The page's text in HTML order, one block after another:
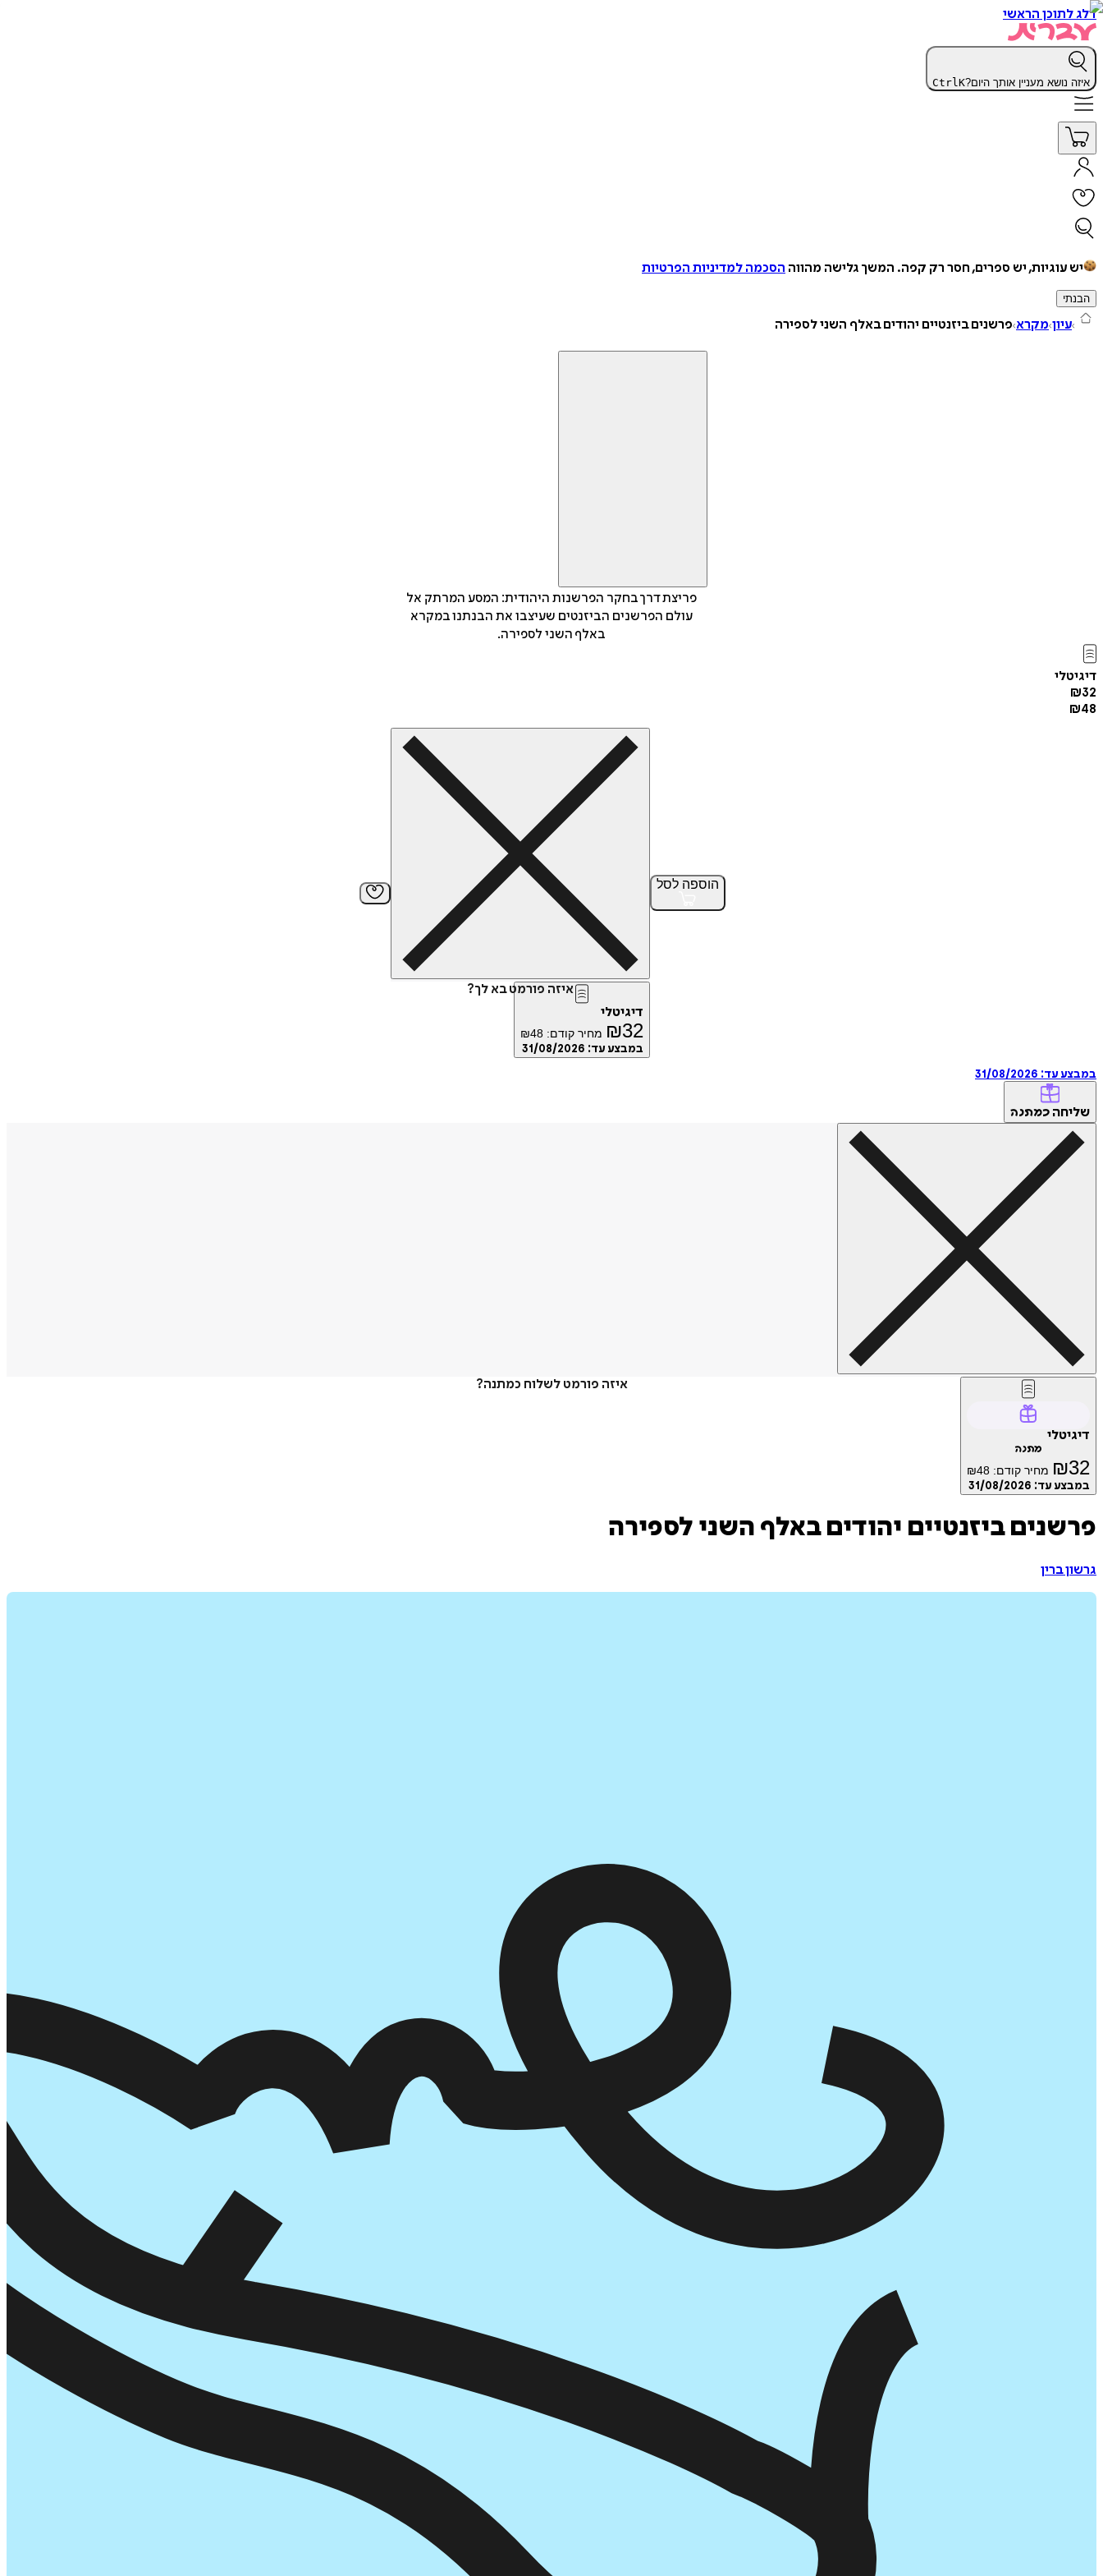
דלג לתוכן הראשי
איזה נושא מעניין אותך היום? CtrlK
יש עוגיות, יש ספרים, חסר רק קפה. המשך גלישה מהווה הסכמה למדיניות הפרטיות
הבנתי
עיון מקרא פרשנים ביזנטיים יהודים באלף השני לספירה
פריצת דרך בחקר הפרשנות היהודית: המסע המרתק אל
עולם הפרשנים הביזנטים שעיצבו את הבנתנו במקרא
באלף השני לספירה.
דיגיטלי
₪32
₪48
הוספה לסל
איזה פורמט בא לך?
דיגיטלי
₪32 מחיר קודם: ₪48
במבצע עד: 31/08/2026
במבצע עד: 31/08/2026
שליחה כמתנה
איזה פורמט לשלוח כמתנה?
דיגיטלי
מתנה
₪32 מחיר קודם: ₪48
במבצע עד: 31/08/2026
לסל
מחיר קודם:
במבצע עד:
פרשנים ביזנטיים יהודים באלף השני לספירה
גרשון ברין